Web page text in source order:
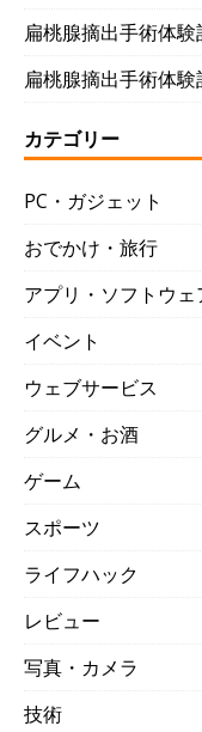
扁桃腺摘出手術体
扁桃腺摘出手術体
カテゴリー
PC・ガジェット
おでかけ・旅行
アプリ・ソフトウェ
イベント
ウェブサービス
グルメ・お酒
ゲーム
スポーツ
ライフハック
レビュー
写真・カメラ
技術